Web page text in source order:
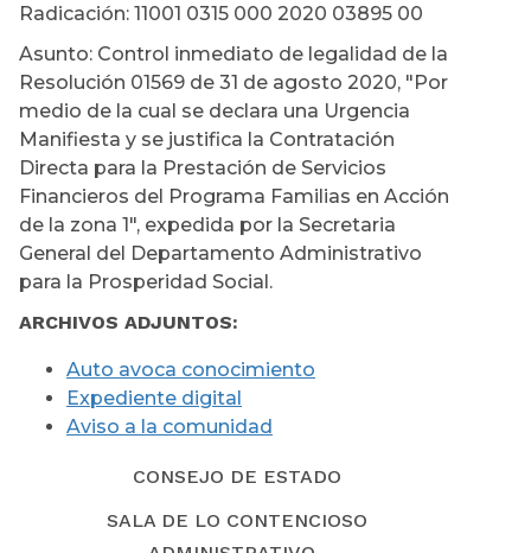
Radicación: 11001 0315 000 2020 03895 00
Asunto: Control inmediato de legalidad de la
Resolución 01569 de 31 de agosto 2020, "Por
medio de la cual se declara una Urgencia
Manifiesta y se justifica la Contratación
Directa para la Prestación de Servicios
Financieros del Programa Familias en Acción
de la zona 1", expedida por la Secretaria
General del Departamento Administrativo
para la Prosperidad Social.
ARCHIVOS ADJUNTOS:
Auto avoca conocimiento
Expediente digital
Aviso a la comunidad
CONSEJO DE ESTADO
SALA DE LO CONTENCIOSO